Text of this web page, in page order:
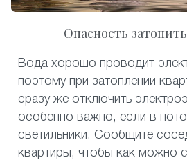
Опасность
Вода хорошо проводит
поэтому при затоплении
сразу же отключить
особенно важно, если в
светильники. Сообщите
квартиры, чтобы как можно